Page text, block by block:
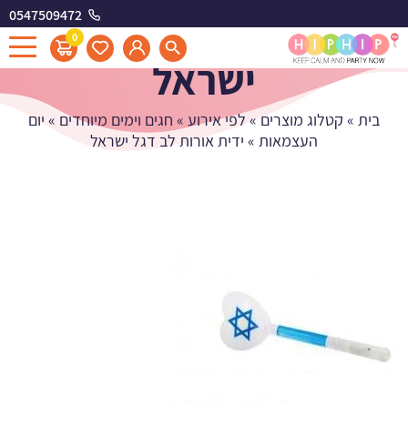
0547509472
0
ידית אורות לב דגל
ישראל
בית » קטלוג מוצרים »לפי אירוע » חגים וימים מיוחדים » יום
העצמאות » ידית אורות לב דגל ישראל